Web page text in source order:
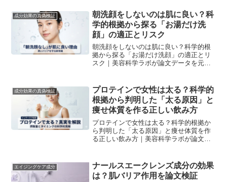
成分効果の真偽検証
朝洗顔をしないのは肌に良い？科
学的根拠から探る「お湯だけ洗
顔」の適正とリスク
朝洗顔をしないのは肌に良い？科学的根
拠から探る「お湯だけ洗顔」の適正とリ
スク｜美容科学ラボが論文データを元に
成分効果の真偽検証
プロテインで女性は太る？科学的
根拠から判明した「太る原因」と
痩せ体質を作る正しい飲み方
プロテインで女性は太る？科学的根拠か
ら判明した「太る原因」と痩せ体質を作
る正しい飲み方｜美容科学ラボが論文デ
エイジングケア成分
ナールスエークレンズ成分の効果
は？肌バリア作用を論文検証